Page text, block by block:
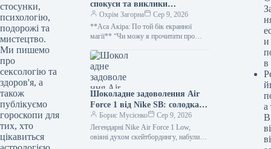
стосунки,
психологію,
подорожі та
мистецтво.
Ми пишемо
про
сексологію та
здоров'я, а
також
публікуємо
гороскопи для
тих, хто
цікавиться
спокуси та виклики
мистецтва насолоди
Охрім Загорна
Сер 9, 2026
**Аса Акіра: По той бік екранної
магії** “Чи можу я прочитати про
Аса…
Шоколадне задоволення Air
Force 1 від Nike SB: солодка
подорож для скейтерів
Борис Мусієнко
Сер 9, 2026
Легендарні Nike Air Force 1 Low,
овіяні духом скейтбордингу, набули
и
в
а